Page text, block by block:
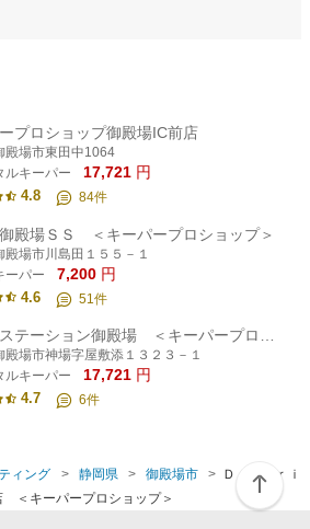
プロショップ御殿場IC前店
殿場市東田中1064
ルキーパー
17,721 円
4.8 84件
殿場ＳＳ ＜キーパープロショップ＞
殿場市川島田１５５－１
ーパー
7,200 円
4.6 51件
オブリステーション御殿場 ＜キーパープロショップ＞
殿場市神場字屋敷添１３２３－１
ルキーパー
17,721 円
4.7 6件
ィング 静岡県 御殿場市
Ｄｒ．Ｄｒｉ
＜キーパープロショップ＞